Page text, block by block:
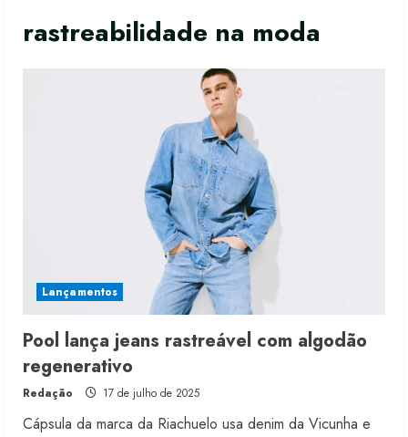
rastreabilidade na moda
Lançamentos
Pool lança jeans rastreável com algodão
regenerativo
Redação 17 de julho de 2025
Cápsula da marca da Riachuelo usa denim da Vicunha e